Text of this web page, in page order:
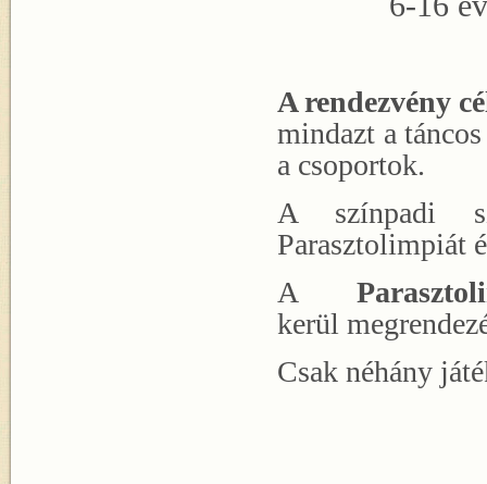
A rendezvény
mindazt a
a csoportok.
A színpadi
Parasztolimpiát
A
kerül
Csak néhány